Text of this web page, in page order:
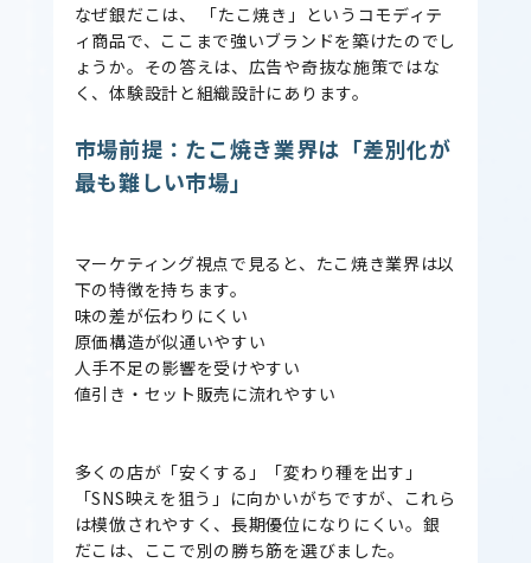
なぜ銀だこは、 「たこ焼き」というコモディテ
ィ商品で、ここまで強いブランドを築けたのでし
ょうか。その答えは、広告や奇抜な施策ではな
く、体験設計と組織設計にあります。
市場前提：たこ焼き業界は「差別化が
最も難しい市場」
マーケティング視点で見ると、たこ焼き業界は以
下の特徴を持ちます。
味の差が伝わりにくい
原価構造が似通いやすい
人手不足の影響を受けやすい
値引き・セット販売に流れやすい
多くの店が「安くする」「変わり種を出す」
「SNS映えを狙う」に向かいがちですが、これら
は模倣されやすく、長期優位になりにくい。銀
だこは、ここで別の勝ち筋を選びました。